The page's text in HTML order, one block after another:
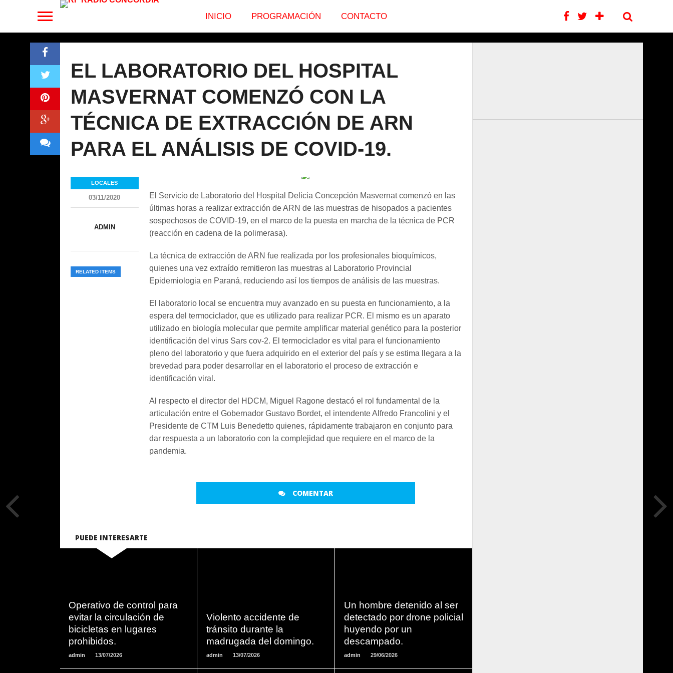
INICIO PROGRAMACIÓN CONTACTO
EL LABORATORIO DEL HOSPITAL
MASVERNAT COMENZÓ CON LA
TÉCNICA DE EXTRACCIÓN DE ARN
PARA EL ANÁLISIS DE COVID-19.
El Servicio de Laboratorio del Hospital Delicia Concepción Masvernat comenzó en las
últimas horas a realizar extracción de ARN de las muestras de hisopados a pacientes
sospechosos de COVID-19, en el marco de la puesta en marcha de la técnica de PCR
(reacción en cadena de la polimerasa).
La técnica de extracción de ARN fue realizada por los profesionales bioquímicos,
quienes una vez extraído remitieron las muestras al Laboratorio Provincial
Epidemiologia en Paraná, reduciendo así los tiempos de análisis de las muestras.
El laboratorio local se encuentra muy avanzado en su puesta en funcionamiento, a la
espera del termociclador, que es utilizado para realizar PCR. El mismo es un aparato
utilizado en biología molecular que permite amplificar material genético para la posterior
identificación del virus Sars cov-2. El termociclador es vital para el funcionamiento
pleno del laboratorio y que fuera adquirido en el exterior del país y se estima llegara a la
brevedad para poder desarrollar en el laboratorio el proceso de extracción e
identificación viral.
Al respecto el director del HDCM, Miguel Ragone destacó el rol fundamental de la
articulación entre el Gobernador Gustavo Bordet, el intendente Alfredo Francolini y el
Presidente de CTM Luis Benedetto quienes, rápidamente trabajaron en conjunto para
dar respuesta a un laboratorio con la complejidad que requiere en el marco de la
pandemia.
COMENTAR
LOCALES
03/11/2020
ADMIN
RELATED ITEMS
PUEDE INTERESARTE
Operativo de control para
evitar la circulación de
bicicletas en lugares
prohibidos.
admin 13/07/2026
MAS
Violento accidente de
tránsito durante la
madrugada del domingo.
admin 13/07/2026
Un hombre detenido al ser
detectado por drone policial
huyendo por un
descampado.
admin 29/06/2026
MAS